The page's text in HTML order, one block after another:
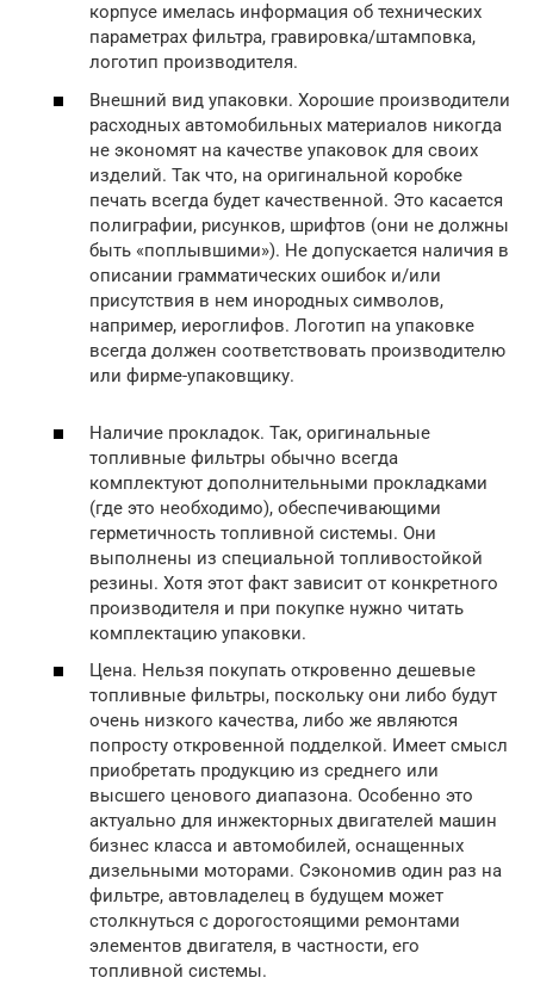
корпусе имелась информация об технических
параметрах фильтра, гравировка/штамповка,
логотип производителя.
Внешний вид упаковки. Хорошие производители
расходных автомобильных материалов никогда
не экономят на качестве упаковок для своих
изделий. Так что, на оригинальной коробке
печать всегда будет качественной. Это касается
полиграфии, рисунков, шрифтов (они не должны
быть «поплывшими»). Не допускается наличия в
описании грамматических ошибок и/или
присутствия в нем инородных символов,
например, иероглифов. Логотип на упаковке
всегда должен соответствовать производителю
или фирме-упаковщику.
Наличие прокладок. Так, оригинальные
топливные фильтры обычно всегда
комплектуют дополнительными прокладками
(где это необходимо), обеспечивающими
герметичность топливной системы. Они
выполнены из специальной топливостойкой
резины. Хотя этот факт зависит от конкретного
производителя и при покупке нужно читать
комплектацию упаковки.
Цена. Нельзя покупать откровенно дешевые
топливные фильтры, поскольку они либо будут
очень низкого качества, либо же являются
попросту откровенной подделкой. Имеет смысл
приобретать продукцию из среднего или
высшего ценового диапазона. Особенно это
актуально для инжекторных двигателей машин
бизнес класса и автомобилей, оснащенных
дизельными моторами. Сэкономив один раз на
фильтре, автовладелец в будущем может
столкнуться с дорогостоящими ремонтами
элементов двигателя, в частности, его
топливной системы.